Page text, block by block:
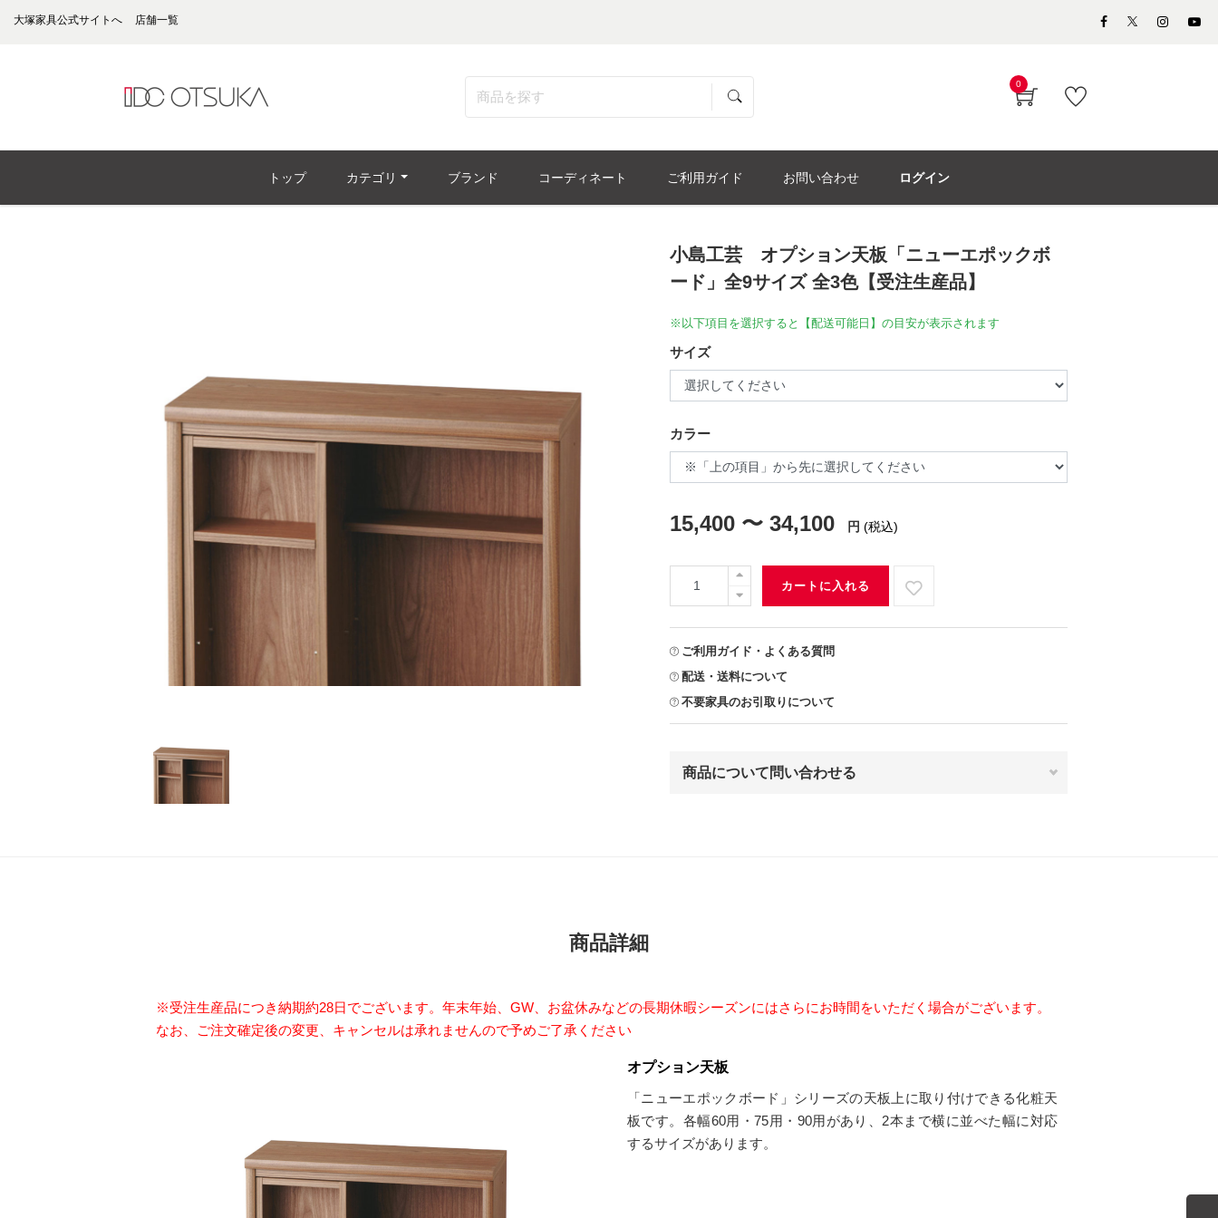
大塚家具公式サイトへ 店舗一覧
0
トップ カテゴリ ブランド コーディネート ご利用ガイド お問い合わせ ログイン
小島工芸 オプション天板「ニューエポックボ
ード」全9サイズ 全3色【受注生産品】
※以下項目を選択すると【配送可能日】の目安が表示されます
サイズ
カラー
15,400 〜 34,100 円 (税込)
カートに入れる
ご利用ガイド・よくある質問
配送・送料について
不要家具のお引取りについて
商品について問い合わせる
商品詳細
※受注生産品につき納期約28日でございます。年末年始、GW、お盆休みなどの長期休暇シーズンにはさらにお時間をいただく場合がございます。
なお、ご注文確定後の変更、キャンセルは承れませんので予めご了承ください
オプション天板
「ニューエポックボード」シリーズの天板上に取り付けできる化粧天
板です。各幅60用・75用・90用があり、2本まで横に並べた幅に対応
するサイズがあります。